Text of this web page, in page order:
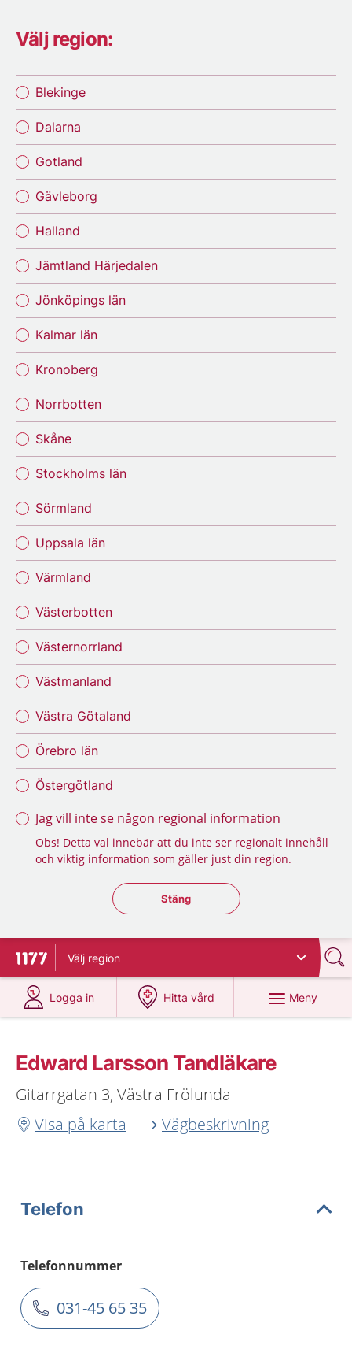
Välj region:
Blekinge
Dalarna
Gotland
Gävleborg
Halland
Jämtland Härjedalen
Jönköpings län
Kalmar län
Kronoberg
Norrbotten
Skåne
Stockholms län
Sörmland
Uppsala län
Värmland
Västerbotten
Västernorrland
Västmanland
Västra Götaland
Örebro län
Östergötland
Jag vill inte se någon regional information
Obs! Detta val innebär att du inte ser regionalt innehåll
och viktig information som gäller just din region.
Stäng regionsväljaren
Stäng
Till startsidan för 1177
Välj region
Logga in
på 1177.se
Hitta vård
på 1177.se
Meny
Edward Larsson Tandläkare
Gitarrgatan 3, Västra Frölunda
Visa på karta
Vägbeskrivning
Telefon
Telefonnummer
031-45 65 35